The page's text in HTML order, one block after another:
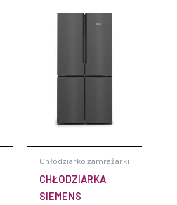
Chłodziarko zamrażarki
CHŁODZIARKA
SIEMENS